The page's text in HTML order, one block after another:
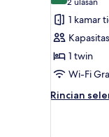
Rokok
untuk
Kamar
Single
Superior,
Boleh
Merokok
(2
ulasan)
1 kamar
1 twin
Wi-Fi
Rincian
Rincian